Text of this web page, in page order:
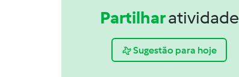
Partilharatividade
Sugestão para hoje